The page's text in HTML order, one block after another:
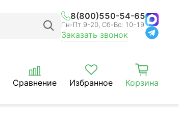
8(800)550-54-65
Пн-Пт 9-20, Сб-Вс: 10-19
Заказать звонок
Сравнение Избранное Корзина